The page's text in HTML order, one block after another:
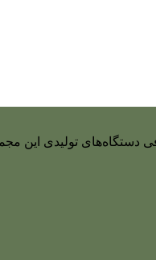
دستگاه‌های تولیدی